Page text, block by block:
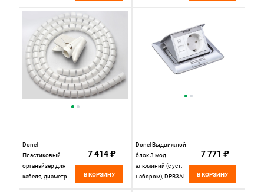
DDSBCNU6O-
3PSANC3M
Donel
Пластиковый
органайзер для
кабеля, диаметр
7 414 ₽
В КОРЗИНУ
Donel Выдвижной
блок 3 мод.
алюминий (с уст.
набором), DPB3AL
7 771 ₽
В КОРЗИНУ